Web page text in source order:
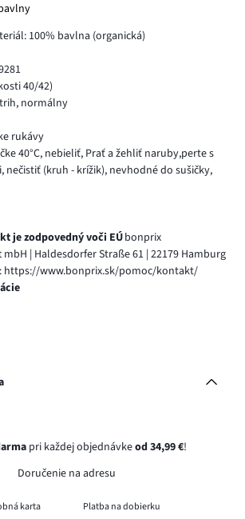
100% bavlna (organická)
40/42)
normálny
rukávy
40°C, nebieliť, Prať a žehliť naruby,perte s
(kruh - krížik), nevhodné do sušičky,
je zodpovedný voči EÚbonprix
| Haldesdorfer Straße 61 | 22179 Hamburg
https://www.bonprix.sk/pomoc/kontakt/
pri každej objednávkeod 34,99 €!
Doručenie na adresu
karta Platba na dobierku